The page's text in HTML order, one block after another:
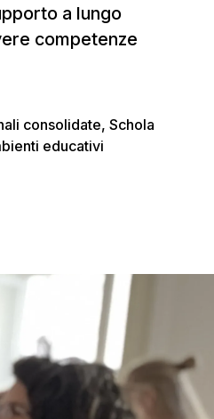
a lungo
competenze
consolidate, Schola
educativi